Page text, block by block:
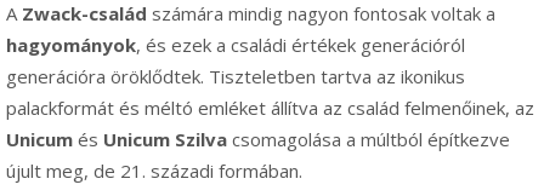
A Zwack-család számára mindig nagyon fontosak voltak a
hagyományok, és ezek a családi értékek generációról
generációra öröklődtek. Tiszteletben tartva az ikonikus
palackformát és méltó emléket állítva az család felmenőinek, az
Unicum és Unicum Szilva csomagolása a múltból építkezve
újult meg, de 21. századi formában.